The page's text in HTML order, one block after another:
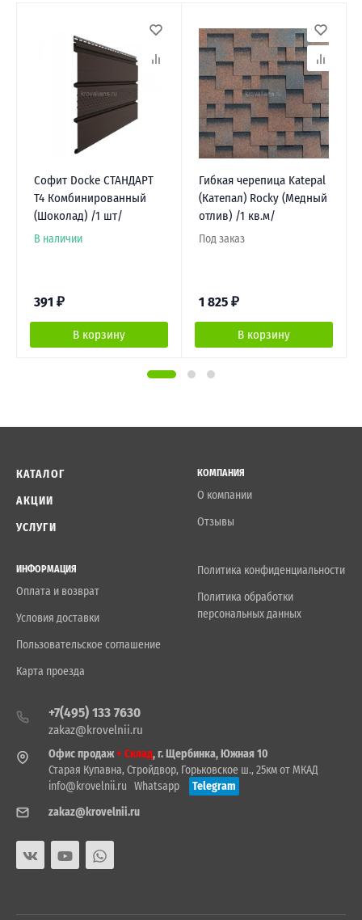
Софит Docke СТАНДАРТ
Т4 Комбинированный
(Шоколад) /1 шт/
В наличии
391 ₽
В корзину
Гибкая черепица Katepal
(Катепал) Rocky (Медный
отлив) /1 кв.м/
Под заказ
1 825 ₽
В корзину
КАТАЛОГ
АКЦИИ
УСЛУГИ
КОМПАНИЯ
О компании
Отзывы
ИНФОРМАЦИЯ
Оплата и возврат
Условия доставки
Пользовательское соглашение
Карта проезда
Политика конфиденциальности
Политика обработки
персональных данных
+7(495) 133 7630
zakaz@krovelnii.ru
Офис продаж+ Склад, г. Щербинка, Южная 10
Старая Купавна, Стройдвор, Горьковское ш., 25км от МКАД
info@krovelnii.ru Whatsapp
Telegram
zakaz@krovelnii.ru